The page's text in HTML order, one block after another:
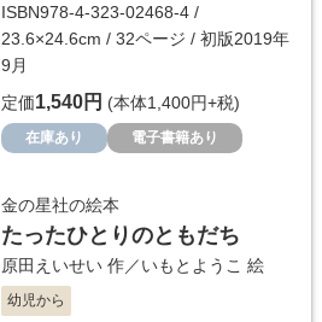
ISBN978-4-323-02468-4 /
23.6×24.6cm / 32ページ / 初版2019年
9月
定価1,540円 (本体1,400円+税)
在庫あり 電子書籍あり
金の星社の絵本
たったひとりのともだち
原田えいせい 作／いもとようこ 絵
幼児から